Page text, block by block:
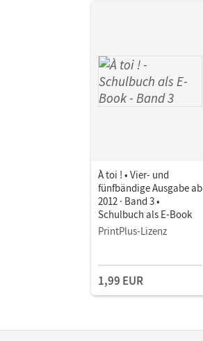
À toi ! • Vier- und
fünfbändige Ausgabe ab
2012 · Band 3 •
Schulbuch als E-Book
PrintPlus-Lizenz
1,99 EUR